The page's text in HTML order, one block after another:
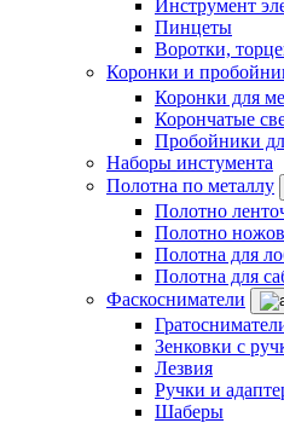
Инструмент
Пинцеты
Воротки,
Коронки и
Коронки для
Корончатые
Пробойники
Наборы инстумента
Полотна по металлу
Полотно
Полотно
Полотна для
Полотна для
Фаскосниматели
Зенковки с
Лезвия
Ручки и
Шаберы